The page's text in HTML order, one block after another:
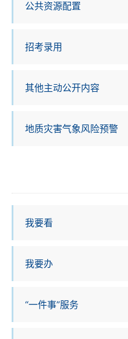
公共资源配置
招考录用
其他主动公开内容
地质灾害气象风险预警
我要看
我要办
“一件事”服务